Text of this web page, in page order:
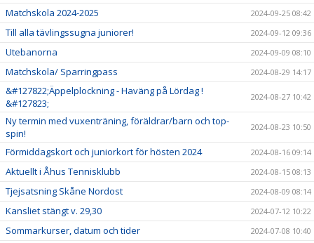
Matchskola 2024-2025 2024-09-25 08:42
Till alla tävlingssugna juniorer! 2024-09-12 09:36
Utebanorna 2024-09-09 08:10
Matchskola/ Sparringpass 2024-08-29 14:17
&#127822;Äppelplockning - Haväng på Lördag !
&#127823;
2024-08-27 10:42
Ny termin med vuxenträning, föräldrar/barn och top-
spin!
2024-08-23 10:50
Förmiddagskort och juniorkort för hösten 2024 2024-08-16 09:14
Aktuellt i Åhus Tennisklubb 2024-08-15 08:13
Tjejsatsning Skåne Nordost 2024-08-09 08:14
Kansliet stängt v. 29,30 2024-07-12 10:22
Sommarkurser, datum och tider 2024-07-08 10:40